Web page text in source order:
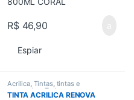
R$46,90
Espiar
Acrilica, Tintas, tintas e
acessorios,Todos
TINTA ACRILICA RENOVA